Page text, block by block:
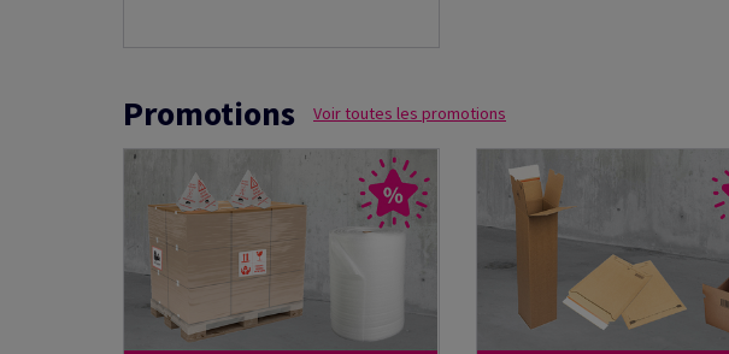
Promotions Voir toutes les promotions